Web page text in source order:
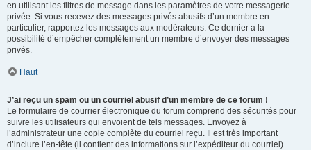
en utilisant les filtres de message dans les paramètres de votre messagerie
privée. Si vous recevez des messages privés abusifs d’un membre en
particulier, rapportez les messages aux modérateurs. Ce dernier a la
possibilité d’empêcher complètement un membre d’envoyer des messages
privés.
Haut
J’ai reçu un spam ou un courriel abusif d’un membre de ce forum !
Le formulaire de courrier électronique du forum comprend des sécurités pour
suivre les utilisateurs qui envoient de tels messages. Envoyez à
l’administrateur une copie complète du courriel reçu. Il est très important
d’inclure l’en-tête (il contient des informations sur l’expéditeur du courriel).